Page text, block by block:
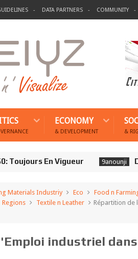
DATA PARTNERS COMMUNITY
ECONOMY
& DEVELOPMENT &
En Vigueur 9anounji Droit
Materials Industriy Eco Food n
Regions Textile n Leather
Répartition de
industriel